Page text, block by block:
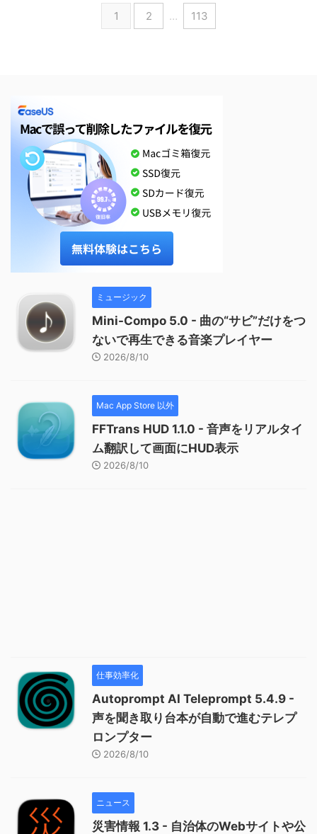
1 2 … 113
ミュージック
Mini-Compo 5.0 - 曲の“サビ”だけをつ
ないで再生できる音楽プレイヤー
2026/8/10
Mac App Store 以外
FFTrans HUD 1.1.0 - 音声をリアルタイ
ム翻訳して画面にHUD表示
2026/8/10
仕事効率化
Autoprompt AI Teleprompt 5.4.9 -
声を聞き取り台本が自動で進むテレプ
ロンプター
2026/8/10
ニュース
災害情報 1.3 - 自治体のWebサイトや公